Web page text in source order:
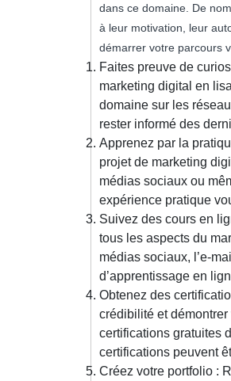
dans ce domaine. De
à leur motivation, leur
démarrer votre parcours
Faites preuve de
marketing digital en
domaine sur les
rester informé des
Apprenez par la
projet de marketing
médias sociaux ou
expérience pratique
Suivez des cours en
tous les aspects du
médias sociaux, l’e-
d’apprentissage en
Obtenez des
crédibilité et
certifications gratuites
certifications peuvent
Créez votre portfolio :